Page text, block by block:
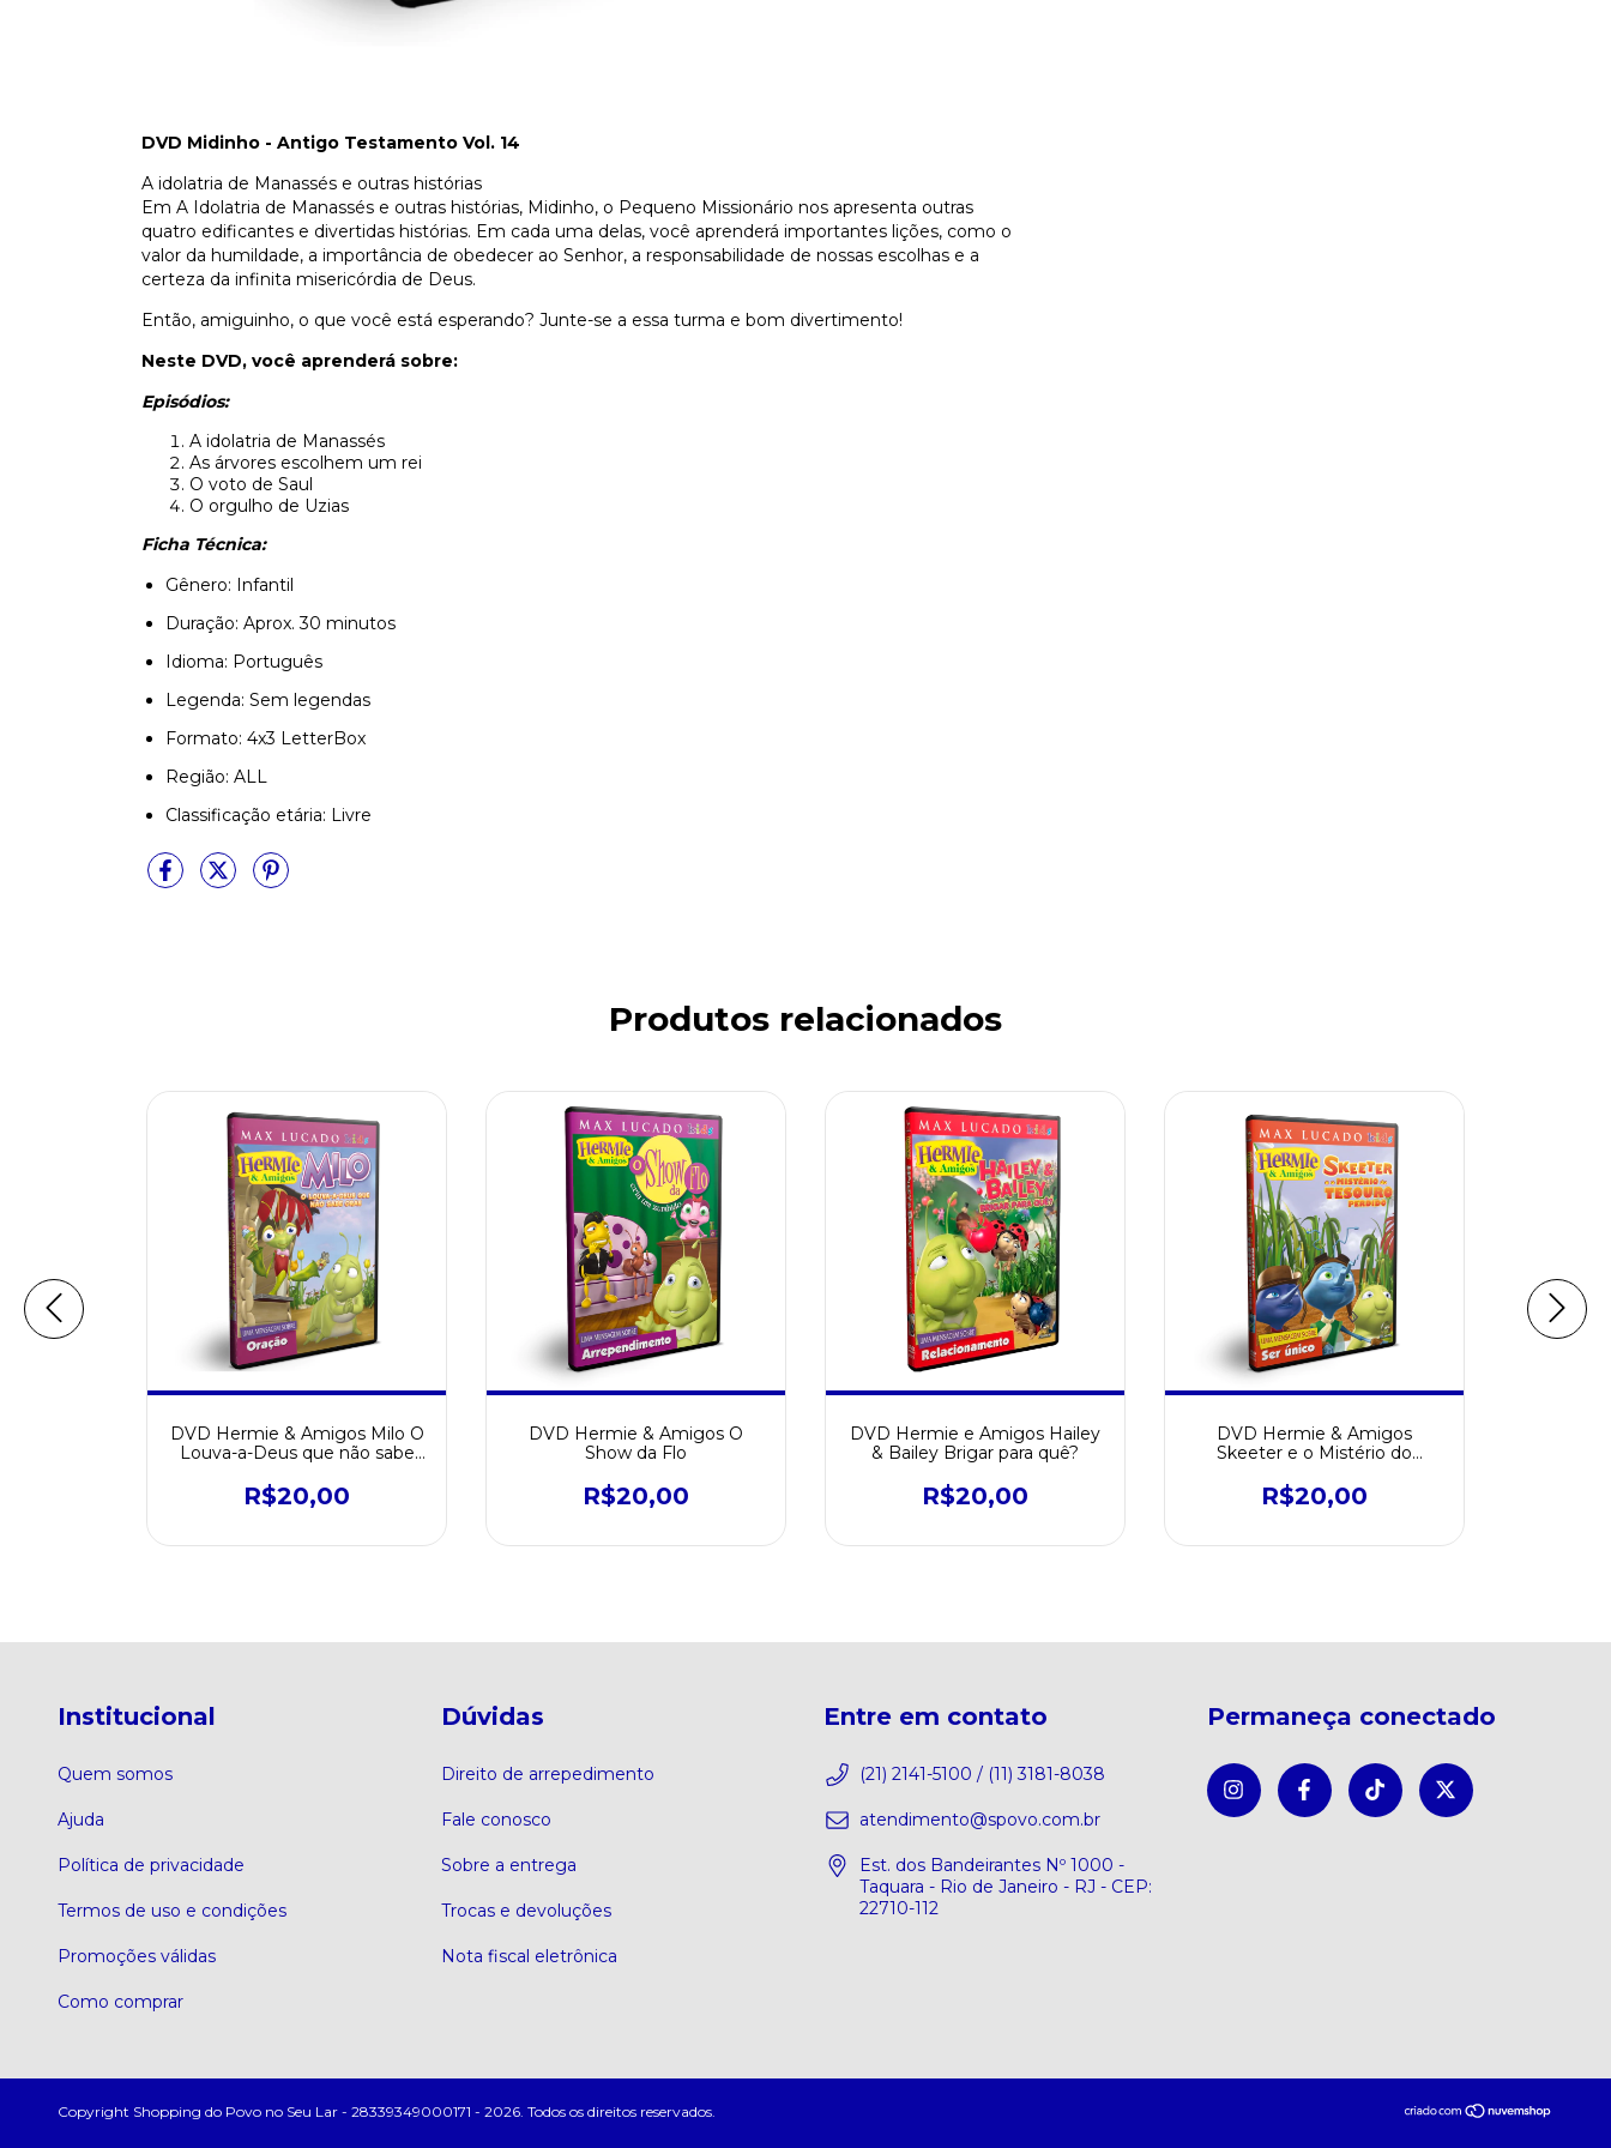
DVD Midinho - Antigo Testamento Vol. 14
A idolatria de Manassés e outras histórias
Em A Idolatria de Manassés e outras histórias, Midinho, o Pequeno Missionário nos apresenta outras
quatro edificantes e divertidas histórias. Em cada uma delas, você aprenderá importantes lições, como o
valor da humildade, a importância de obedecer ao Senhor, a responsabilidade de nossas escolhas e a
certeza da infinita misericórdia de Deus.
Então, amiguinho, o que você está esperando? Junte-se a essa turma e bom divertimento!
Neste DVD, você aprenderá sobre:
Episódios:
A idolatria de Manassés
As árvores escolhem um rei
O voto de Saul
O orgulho de Uzias
Ficha Técnica:
Gênero: Infantil
Duração: Aprox. 30 minutos
Idioma: Português
Legenda: Sem legendas
Formato: 4x3 LetterBox
Região: ALL
Classificação etária: Livre
Produtos relacionados
DVD Hermie & Amigos Milo O
Louva-a-Deus que não sabe
R$20,00
DVD Hermie & Amigos O
Show da Flo
R$20,00
DVD Hermie e Amigos Hailey
& Bailey Brigar para quê?
R$20,00
DVD Hermie & Amigos
Skeeter e o Mistério do
R$20,00
Institucional
Quem somos
Ajuda
Política de privacidade
Termos de uso e condições
Promoções válidas
Como comprar
Dúvidas
Direito de arrepedimento
Fale conosco
Sobre a entrega
Trocas e devoluções
Nota fiscal eletrônica
Entre em contato
(21) 2141-5100 / (11) 3181-8038
atendimento@spovo.com.br
Est. dos Bandeirantes Nº 1000 -
Taquara - Rio de Janeiro - RJ - CEP:
22710-112
Permaneça conectado
Copyright Shopping do Povo no Seu Lar - 28339349000171 - 2026. Todos os direitos reservados.